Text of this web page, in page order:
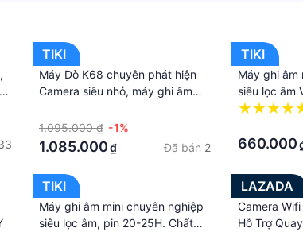
TIKI
Máy Dò K68 chuyên phát hiện
Camera siêu nhỏ, máy ghi âm
K68 dò tìm phát hiện Quay len ,
Nghe trom, G.P.S hiệu quả. K68
Detector Mini Audio Spy Camera
GSM Finder GPS Signal Lens RF
Locator Tracker Detection
Wireles Camera
1.095.000 ₫ -1%
1.085.000₫ Đã bán 2
TIKI
Máy ghi âm
siêu lọc âm
ngày, có
660.000
TIKI
Máy ghi âm mini chuyên nghiệp
siêu lọc âm, pin 20-25H. Chất
LAZADA
Camera
Hỗ Trợ